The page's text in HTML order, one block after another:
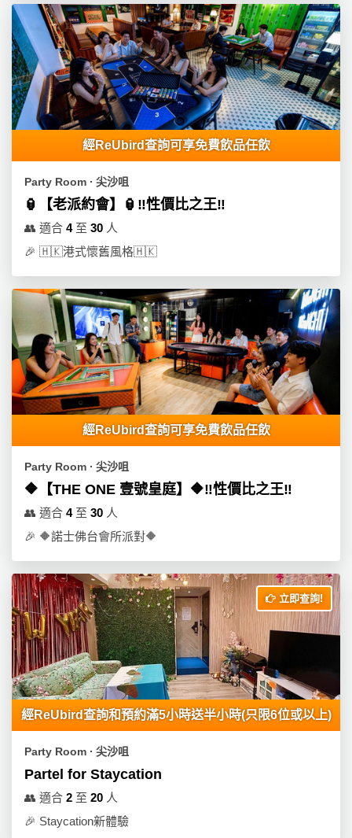
經ReUbird查詢可享免費飲品任飲
Party Room ∙ 尖沙咀
🏮【老派約會】🏮‼️性價比之王‼️
👥 適合 4至 30 人
🎉 🇭🇰港式懷舊風格🇭🇰
經ReUbird查詢可享免費飲品任飲
Party Room ∙ 尖沙咀
🔶【THE ONE 壹號皇庭】🔶‼️性價比之王‼️
👥 適合 4至 30 人
🎉 🔶諾士佛台會所派對🔶
立即查詢!
經ReUbird查詢和預約滿5小時送半小時(只限6位或以上)
Party Room ∙ 尖沙咀
Partel for Staycation
👥 適合 2 至 20 人
🎉 Staycation新體驗